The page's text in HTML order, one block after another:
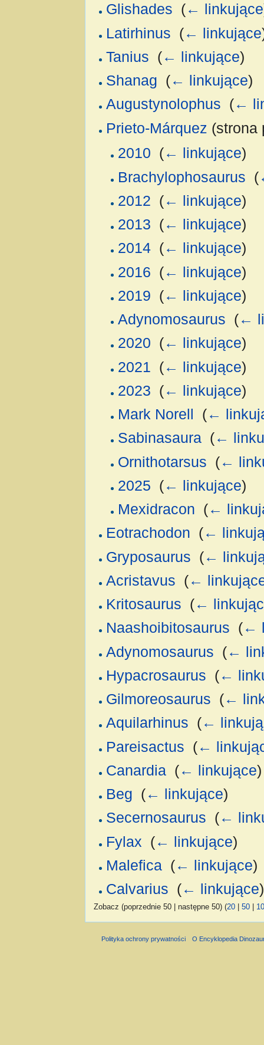
Glishades (← linkujące
Latirhinus (← linkujące
Tanius (← linkujące)
Shanag (← linkujące)
Augustynolophus (←
Prieto-Márquez (strona
2010 (← linkujące)
Brachylophosaurus (
2012 (← linkujące)
2013 (← linkujące)
2014‎ (← linkujące)
2016 (← linkujące)
2019 (← linkujące)
Adynomosaurus (←
2020 (← linkujące)
2021 (← linkujące)
2023 (← linkujące)
Mark Norell
(←
Sabinasaura‎ (←
Ornithotarsus (←
2025 (← linkujące)
Mexidracon (←
Eotrachodon (←
Gryposaurus (←
Acristavus (←
Kritosaurus (←
Naashoibitosaurus (←
Adynomosaurus (←
Hypacrosaurus (←
Gilmoreosaurus (←
Aquilarhinus (←
Pareisactus (←
Canardia‎ (← linkujące)
Beg (← linkujące)
Secernosaurus (←
Fylax (← linkujące)
Malefica‎ (← linkujące)
Calvarius (← linkujące)
Zobacz (poprzednie 50 | następne 50) (20 |50
Polityka ochrony prywatności O Encyklopedia